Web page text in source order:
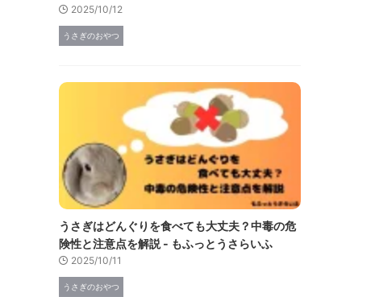
2025/10/12
うさぎのおやつ
うさぎはどんぐりを食べても大丈夫？中毒の危
険性と注意点を解説 - もふっとうさらいふ
2025/10/11
うさぎのおやつ